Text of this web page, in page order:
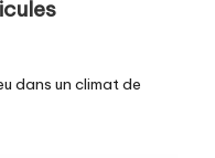
dans un climat de